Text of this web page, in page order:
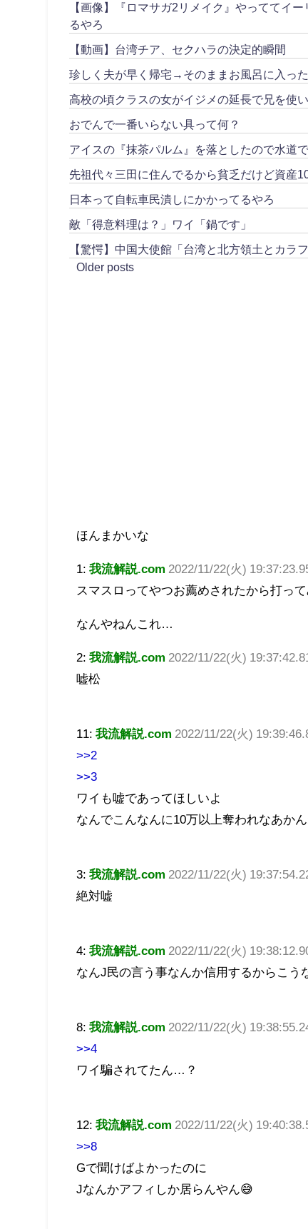
【画像】『ロマサガ2リメイク』やっててイ
るやろ
【動画】台湾チア、セクハラの決定的瞬間
珍しく夫が早く帰宅→そのままお風呂に入っ
高校の頃クラスの女がイジメの延長で兄を使
おでんで一番いらない具って何？
アイスの『抹茶パルム』を落としたので水道
先祖代々三田に住んでるから貧乏だけど資産
日本って自転車民潰しにかかってるやろ
敵「得意料理は？」ワイ「鍋です」
【驚愕】中国大使館「台湾と北方領土とカラ
Older posts
ほんまかいな
1:我流解説.com 2022/11/22(火)
スマスロってやつお薦めされたから打っ
なんやねんこれ…
2:我流解説.com 2022/11/22(火)
嘘松
11:我流解説.com 2022/11/22(火)
>>2
>>3
ワイも嘘であってほしいよ
なんでこんなんに10万以上奪われなあか
3:我流解説.com 2022/11/22(火)
絶対嘘
4:我流解説.com 2022/11/22(火)
なんJ民の言う事なんか信用するからこう
8:我流解説.com 2022/11/22(火)
>>4
ワイ騙されてたん…？
12:我流解説.com 2022/11/22(火)
>>8
Gで聞けばよかったのに
Jなんかアフィしか居らんやん😅